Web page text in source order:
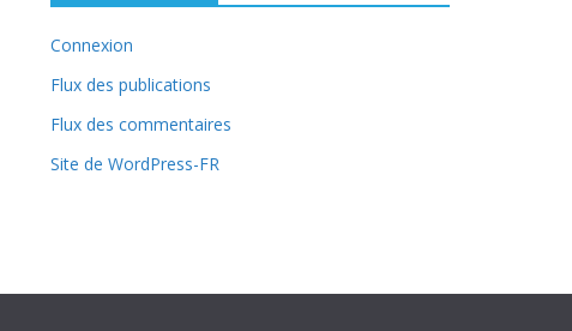
l
e
s
e
s
Connexion
Flux des publications
Flux des commentaires
Site de WordPress-FR